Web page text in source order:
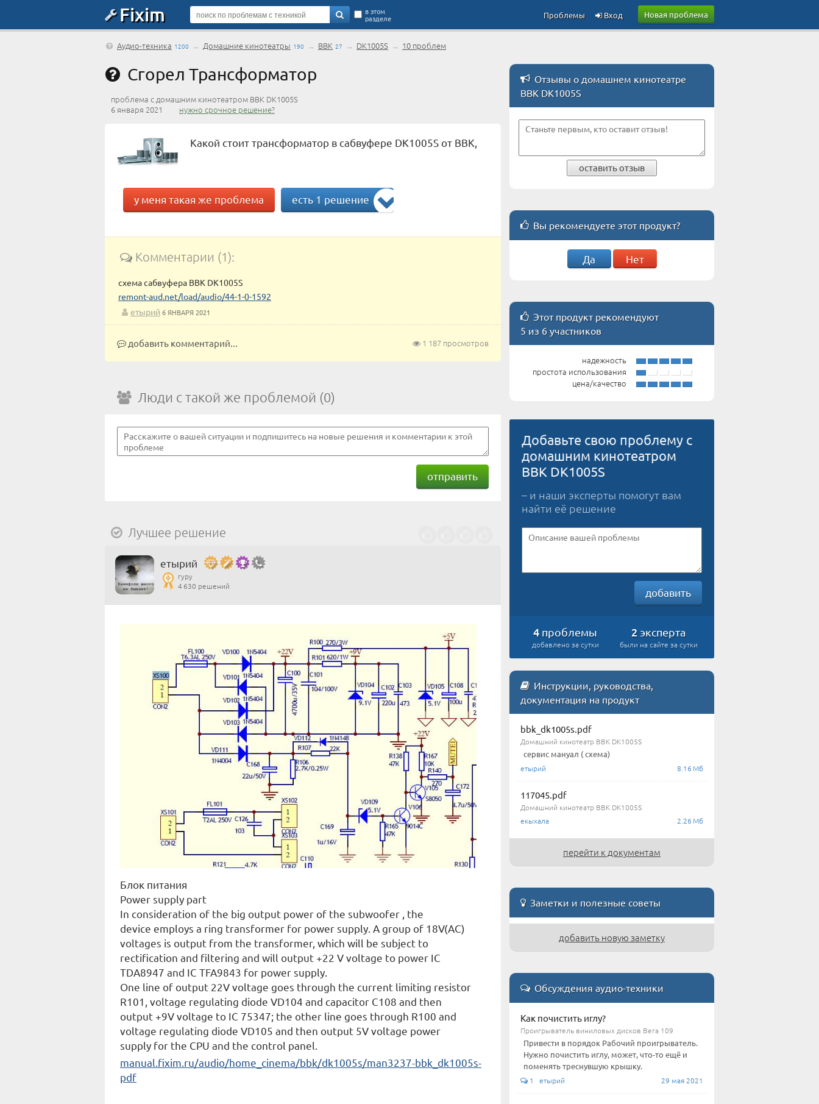
Fixim Новая проблема
в этом
разделе Вход
Проблемы
Аудио-техника 1200 → Домашние кинотеатры 190 → BBK 27 → DK1005S → 10 проблем
Сгорел Трансформатор
проблема с домашним кинотеатром BBK DK1005S
6 января 2021 нужно срочное решение?
Какой стоит трансформатор в сабвуфере DK1005S от BBK,
у меня такая же проблема есть 1 решение
Комментарии (1):
схема сабвуфера BBK DK1005S
remont-aud.net/load/audio/44-1-0-1592
етырий 6 ЯНВАРЯ 2021
1 187 просмотров
добавить комментарий...
Люди с такой же проблемой (0)
отправить
Лучшее решение
етырий
гуру
4 630 решений
Блок питания
Power supply part
In consideration of the big output power of the subwoofer , the
device employs a ring transformer for power supply. A group of 18V(AC)
voltages is output from the transformer, which will be subject to
rectification and filtering and will output +22 V voltage to power IC
TDA8947 and IC TFA9843 for power supply.
One line of output 22V voltage goes through the current limiting resistor
R101, voltage regulating diode VD104 and capacitor C108 and then
output +9V voltage to IC 75347; the other line goes through R100 and
voltage regulating diode VD105 and then output 5V voltage power
supply for the CPU and the control panel.
manual.fixim.ru/audio/home_cinema/bbk/dk1005s/man3237-bbk_dk1005s-
pdf
Отзывы о домашнем кинотеатре
BBK DK1005S
оставить отзыв
Вы рекомендуете этот продукт?
Да Нет
Этот продукт рекомендуют
5 из 6 участников
надежность
простота использования
цена/качество
Добавьте свою проблему с
домашним кинотеатром
BBK DK1005S
– и наши эксперты помогут вам
найти её решение
добавить
4проблемы
добавлено за сутки
2 эксперта
были на сайте за сутки
Инструкции, руководства,
документация на продукт
bbk_dk1005s.pdf
Домашний кинотеатр BBK DK1005S
сервис мануал ( схема)
етырий 8.16 Мб
117045.pdf
Домашний кинотеатр BBK DK1005S
екыхала
2.26 Мб
перейти к документам
Заметки и полезные советы
добавить новую заметку
Обсуждения аудио-техники
Как почистить иглу?
Проигрыватель виниловых дисков Вега 109
Привести в порядок Рабочий проигрыватель.
Нужно почистить иглу, может, что-то ещё и
поменять треснувшую крышку.
1 етырий 29 мая 2021